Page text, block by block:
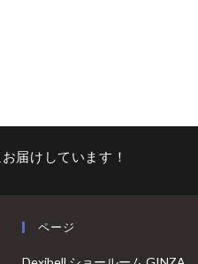
届けしています！
ページ